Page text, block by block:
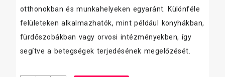
otthonokban és munkahelyeken egyaránt. Különféle
felületeken alkalmazhatók, mint például konyhákban,
fürdőszobákban vagy orvosi intézményekben, így
segítve a betegségek terjedésének megelőzését.